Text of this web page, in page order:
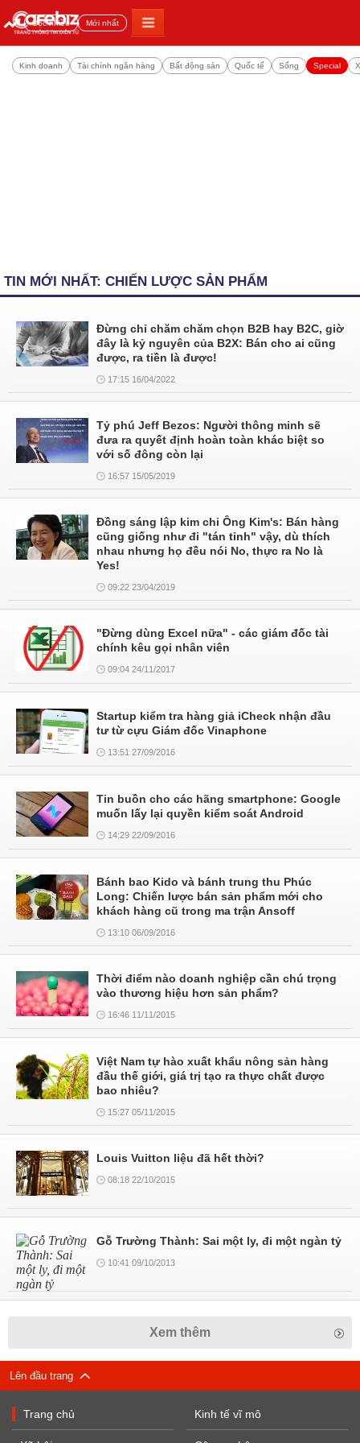
Đọc nhiều Mới nhất
Kinh doanh Tài chính ngân hàng Bất động sản Quốc tế Sống Special
TIN MỚI NHẤT: CHIẾN LƯỢC SẢN PHẨM
Đừng chỉ chăm chăm chọn B2B hay B2C, giờ
đây là kỷ nguyên của B2X: Bán cho ai cũng
được, ra tiền là được!
17:15 16/04/2022
Tỷ phú Jeff Bezos: Người thông minh sẽ
đưa ra quyết định hoàn toàn khác biệt so
với số đông còn lại
16:57 15/05/2019
Đồng sáng lập kim chi Ông Kim's: Bán hàng
cũng giống như đi "tán tỉnh" vậy, dù thích
nhau nhưng họ đều nói No, thực ra No là
Yes!
09:22 23/04/2019
"Đừng dùng Excel nữa" - các giám đốc tài
chính kêu gọi nhân viên
09:04 24/11/2017
Startup kiểm tra hàng giả iCheck nhận đầu
tư từ cựu Giám đốc Vinaphone
13:51 27/09/2016
Tin buồn cho các hãng smartphone: Google
muốn lấy lại quyền kiểm soát Android
14:29 22/09/2016
Bánh bao Kido và bánh trung thu Phúc
Long: Chiến lược bán sản phẩm mới cho
khách hàng cũ trong ma trận Ansoff
13:10 06/09/2016
Thời điểm nào doanh nghiệp cần chú trọng
vào thương hiệu hơn sản phẩm?
16:46 11/11/2015
Việt Nam tự hào xuất khẩu nông sản hàng
đầu thế giới, giá trị tạo ra thực chất được
bao nhiêu?
15:27 05/11/2015
Louis Vuitton liệu đã hết thời?
08:18 22/10/2015
Gỗ Trường Thành: Sai một ly, đi một ngàn tỷ
10:41 09/10/2013
Xem thêm
Lên đầu trang
Trang chủ Kinh tế vĩ mô